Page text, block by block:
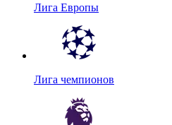
Лига Европы
Лига чемпионов